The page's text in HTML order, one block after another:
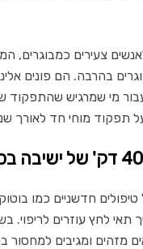
צעירים כמבוגרים,
וגם גילאים מבוגרים בהרבה.
מי שמרגיש שהתפקוד
תפקוד מוחי חד לאורך
חדשניים כמו
מזהים ומגיבים למחסור